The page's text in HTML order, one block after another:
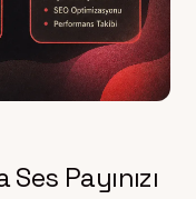
Payınızı